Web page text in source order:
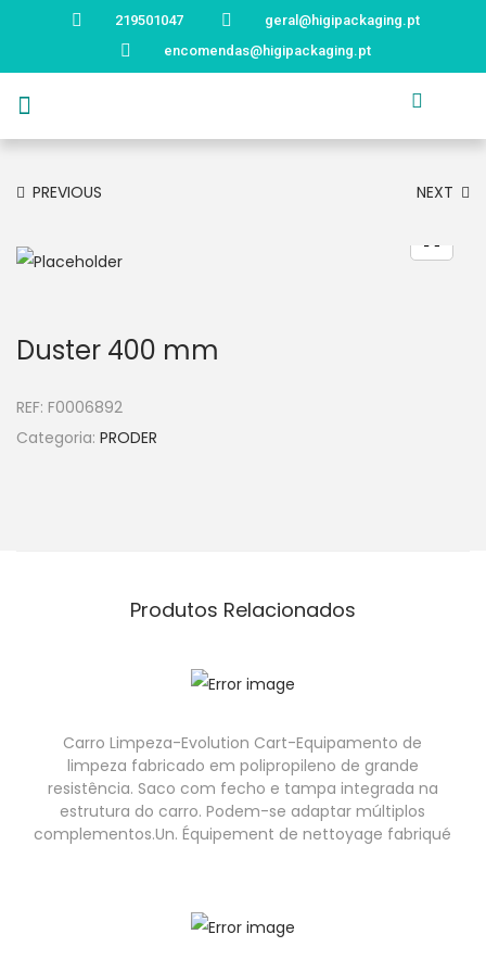
219501047
geral@higipackaging.pt
encomendas@higipackaging.pt
PREVIOUS NEXT
Duster 400 mm
REF: F0006892
Categoria: PRODER
Produtos Relacionados
Carro Limpeza-Evolution Cart-Equipamento de
limpeza fabricado em polipropileno de grande
resistência. Saco com fecho e tampa integrada na
estrutura do carro. Podem-se adaptar múltiplos
complementos.Un. Équipement de nettoyage fabriqué